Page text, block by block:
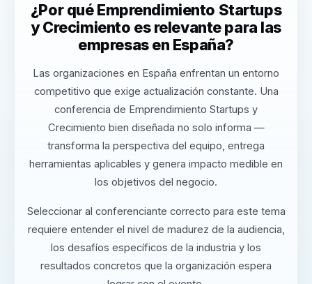
¿Por qué Emprendimiento Startups
y Crecimiento es relevante para las
empresas en España?
Las organizaciones en España enfrentan un entorno
competitivo que exige actualización constante. Una
conferencia de Emprendimiento Startups y
Crecimiento bien diseñada no solo informa —
transforma la perspectiva del equipo, entrega
herramientas aplicables y genera impacto medible en
los objetivos del negocio.
Seleccionar al conferenciante correcto para este tema
requiere entender el nivel de madurez de la audiencia,
los desafíos específicos de la industria y los
resultados concretos que la organización espera